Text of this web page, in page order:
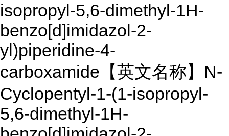
isopropyl-5,6-dimethyl-1H-
benzo[d]imidazol-2-
yl)piperidine-4-
carboxamide【英文名称】N-
Cyclopentyl-1-(1-isopropyl-
5,6-dimethyl-1H-